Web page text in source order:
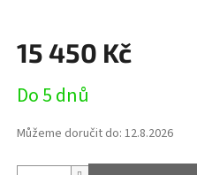
15 450 Kč
cena:
Do 5 dnů
Můžeme doručit do: 12.8.2026